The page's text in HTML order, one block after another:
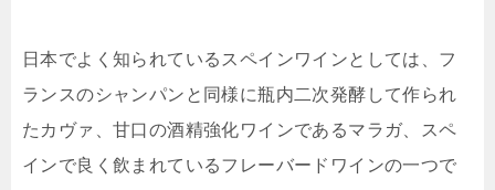
日本でよく知られているスペインワインとしては、フ
ランスのシャンパンと同様に瓶内二次発酵して作られ
たカヴァ、甘口の酒精強化ワインであるマラガ、スペ
インで良く飲まれているフレーバードワインの一つで